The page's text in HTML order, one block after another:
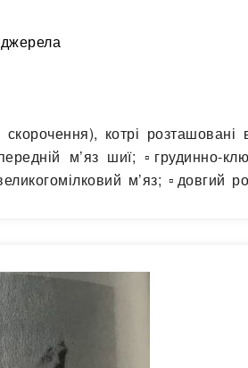
джерела
котрі розташовані
м’яз шиї; ▫️грудинно-
м’яз; ▫️довгий